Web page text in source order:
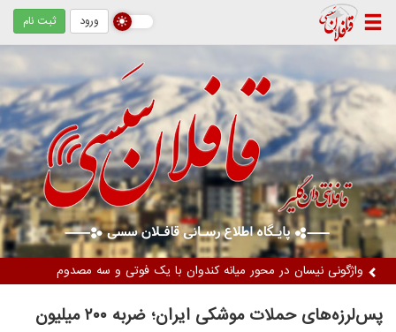
ورود ثبت نام
دستگیری دو زن متهم / کشف ۵ کیلوگرم مواد مخدر از نوع تریاک
پس‌لرزه‌های حملات موشکی ایران؛ ضربه ۲۰۰ میلیون